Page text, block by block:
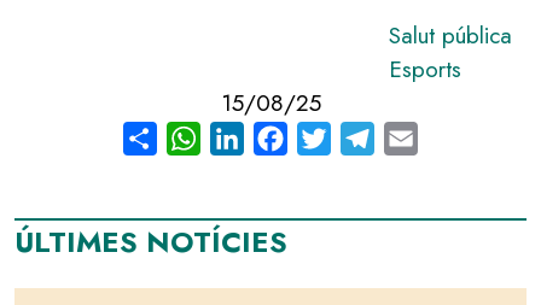
Salut pública
Esports
15/08/25
Share WhatsAppLinkedInFacebook
Twitter Telegram
ÚLTIMES NOTÍCIES